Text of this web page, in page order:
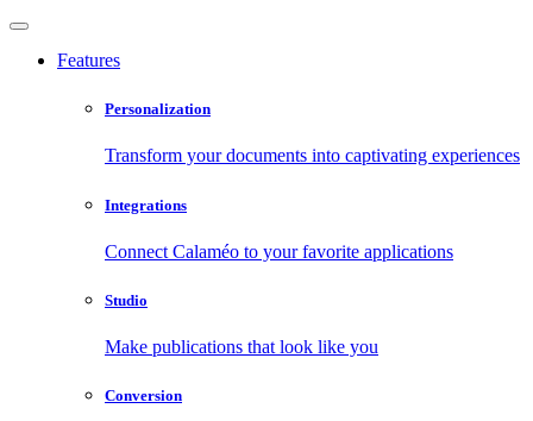
Features
Personalization
Transform your documents into captivating experiences
Integrations
Connect Calaméo to your favorite applications
Studio
Make publications that look like you
Conversion